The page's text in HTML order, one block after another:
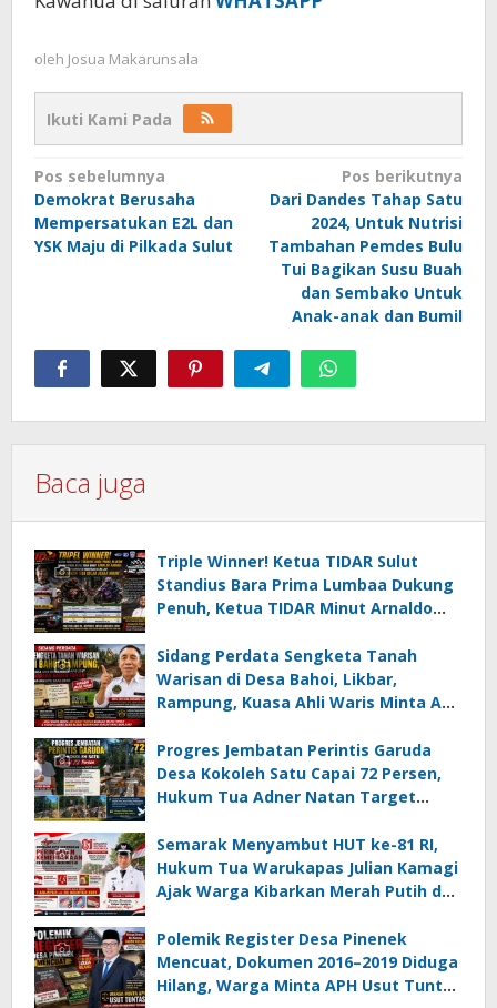
oleh Josua Makarunsala
Ikuti Kami Pada
Navigasi
pos
Pos sebelumnya
Demokrat Berusaha
Mempersatukan E2L dan
YSK Maju di Pilkada Sulut
Pos berikutnya
Dari Dandes Tahap Satu
2024, Untuk Nutrisi
Tambahan Pemdes Bulu
Tui Bagikan Susu Buah
dan Sembako Untuk
Anak-anak dan Bumil
Baca juga
Triple Winner! Ketua TIDAR Sulut
Standius Bara Prima Lumbaa Dukung
Penuh, Ketua TIDAR Minut Arnaldo
05 MC JOE Sapu Bersih Tiga Gelar
Juara Umum
Sidang Perdata Sengketa Tanah
Warisan di Desa Bahoi, Likbar,
Rampung, Kuasa Ahli Waris Minta APH
Korupsi Dandes
Progres Jembatan Perintis Garuda
Desa Kokoleh Satu Capai 72 Persen,
Hukum Tua Adner Natan Target
Semarak Menyambut HUT ke-81 RI,
Hukum Tua Warukapas Julian Kamagi
Ajak Warga Kibarkan Merah Putih dan
Polemik Register Desa Pinenek
Mencuat, Dokumen 2016–2019 Diduga
Hilang, Warga Minta APH Usut Tuntas